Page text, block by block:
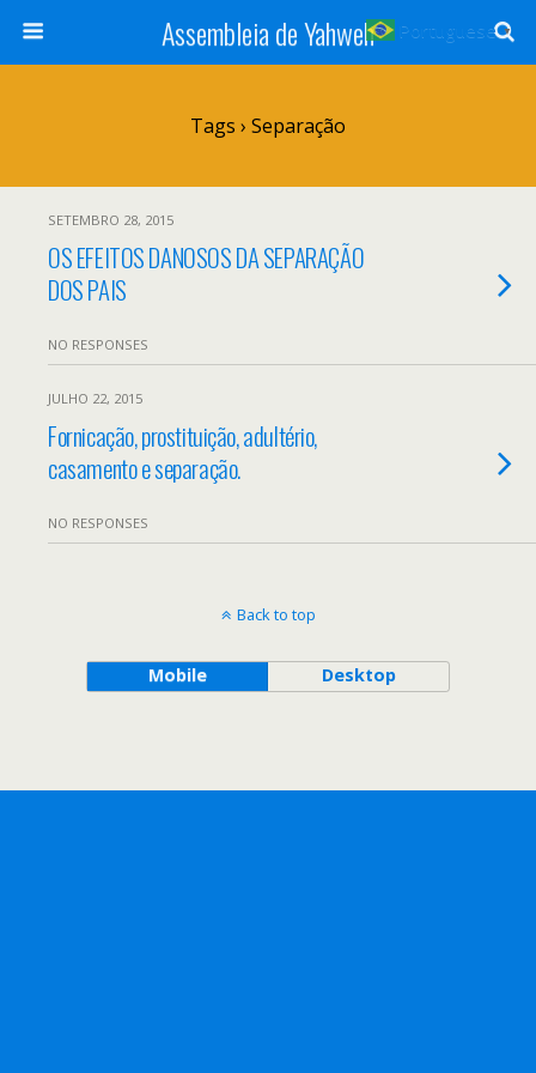
Assembleia de Yahweh
Tags › Separação
SETEMBRO 28, 2015
OS EFEITOS DANOSOS DA SEPARAÇÃO
DOS PAIS
NO RESPONSES
JULHO 22, 2015
Fornicação, prostituição, adultério,
casamento e separação.
NO RESPONSES
Back to top
Mobile Desktop
Portuguese ▼